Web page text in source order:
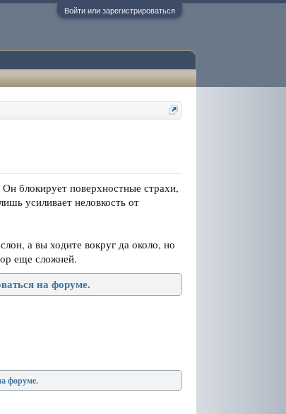
Войти или зарегистрироваться
блокирует поверхностные страхи,
усиливает неловкость от
а вы ходите вокруг да около, но
еще сложней.
на форуме.
форуме.